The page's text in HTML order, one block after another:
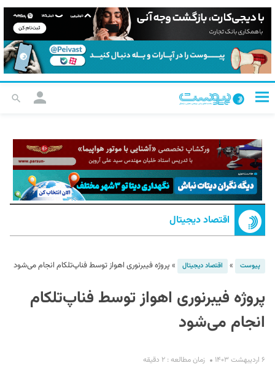
اقتصاد دیجیتال
پیوست » اقتصاد دیجیتال » پروژه فیبرنوری اهواز توسط فناپ‌تلکام انجام می‌شود
پروژه فیبرنوری اهواز توسط فناپ‌تلکام
انجام می‌شود
۶ اردیبهشت ۱۴۰۳ زمان مطالعه : ۲ دقیقه